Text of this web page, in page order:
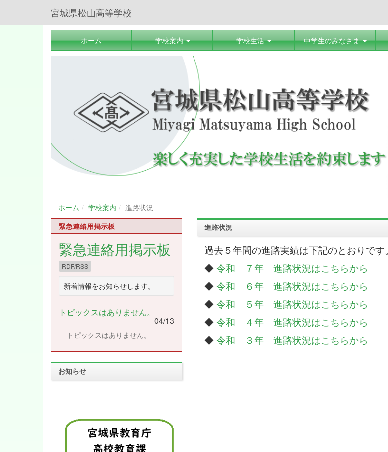
宮城県松山高等学校
ホーム 学校案内 学校生活 中学生のみなさま
ホーム 学校案内
進路状況
進路状況
過去５年間の進路実績は下記のとおりです。
◆令和 ７年 進路状況はこちらから
◆令和 ６年 進路状況はこちらから
◆令和 ５年 進路状況はこちらから
◆令和 ４年 進路状況はこちらから
◆令和 ３年 進路状況はこちらから
緊急連絡用掲示板
緊急連絡用掲示板
RDF/RSS
新着情報をお知らせします。
トピックスはありません。
04/13
トピックスはありません。
お知らせ